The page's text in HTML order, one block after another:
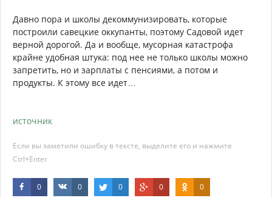
Давно пора и школы декоммунизировать, которые
построили савецкие оккупанты, поэтому Садовой идет
верной дорогой. Да и вообще, мусорная катастрофа
крайне удобная штука: под нее не только школы можно
запретить, но и зарплаты с пенсиями, а потом и
продукты. К этому все идет…
источник
Если вы заметили ошибку в тексте, выделите его и нажмите
Ctrl+Enter
0 0 0 0 0